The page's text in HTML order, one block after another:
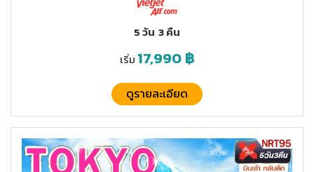
5 วัน 3 คืน
เริ่ม 17,990฿
ดูรายละเอียด